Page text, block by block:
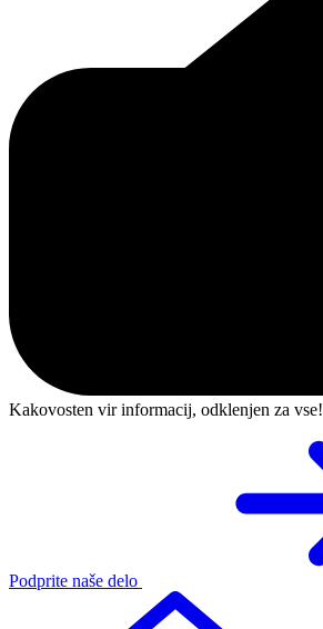
Kakovosten vir informacij, odklenjen za vse!
Podprite naše delo